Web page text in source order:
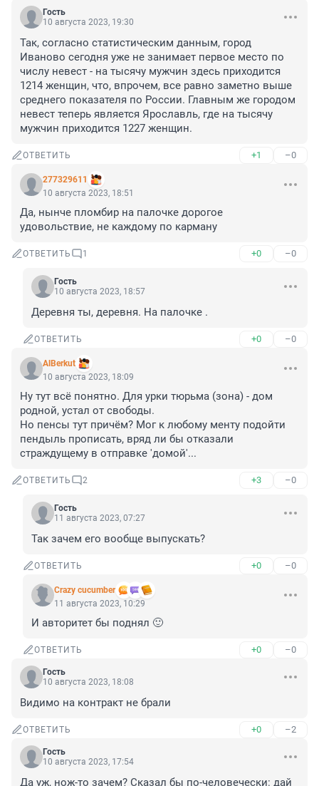
Гость
10 августа 2023, 19:30
Так, согласно статистическим данным, город
Иваново сегодня уже не занимает первое место по
числу невест - на тысячу мужчин здесь приходится
1214 женщин, что, впрочем, все равно заметно выше
среднего показателя по России. Главным же городом
невест теперь является Ярославль, где на тысячу
мужчин приходится 1227 женщин.
ОТВЕТИТЬ +1 –0
277329611
10 августа 2023, 18:51
Да, нынче пломбир на палочке дорогое
удовольствие, не каждому по карману
ОТВЕТИТЬ 1 +0 –0
Гость
10 августа 2023, 18:57
Деревня ты, деревня. На палочке .
ОТВЕТИТЬ +0 –0
AlBerkut
10 августа 2023, 18:09
Ну тут всё понятно. Для урки тюрьма (зона) - дом
родной, устал от свободы.
Но пенсы тут причём? Мог к любому менту подойти
пендыль прописать, вряд ли бы отказали
страждущему в отправке 'домой'...
ОТВЕТИТЬ 2 +3 –0
Гость
11 августа 2023, 07:27
Так зачем его вообще выпускать?
ОТВЕТИТЬ +0 –0
Crazy cucumber
11 августа 2023, 10:29
И авторитет бы поднял 🙂
ОТВЕТИТЬ +0 –0
Гость
10 августа 2023, 18:08
Видимо на контракт не брали
ОТВЕТИТЬ +0 –2
Гость
10 августа 2023, 17:54
Да уж, нож-то зачем? Сказал бы по-человечески: дай